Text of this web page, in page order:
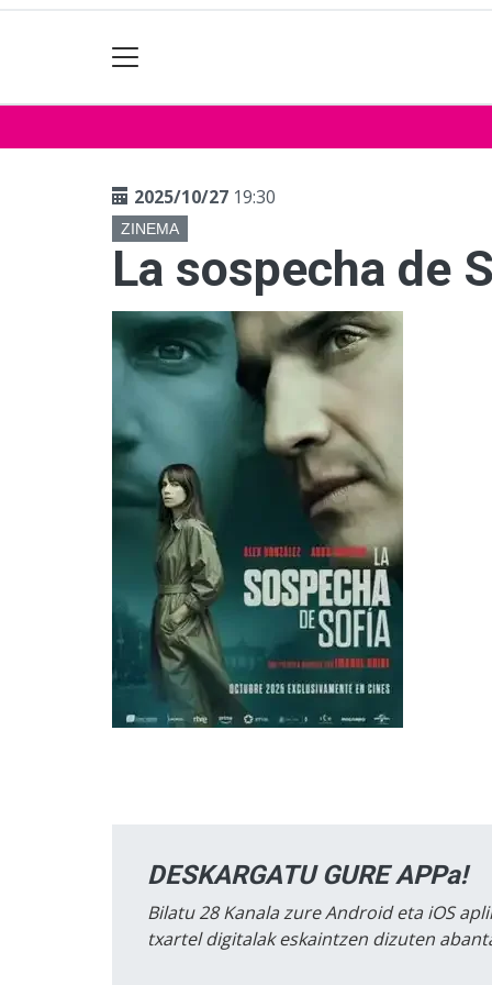
2025/10/27 19:30
ZINEMA
La sospecha de
DESKARGATU GURE APPa!
Bilatu 28 Kanala zure Android eta iOS
txartel digitalak eskaintzen dizuten